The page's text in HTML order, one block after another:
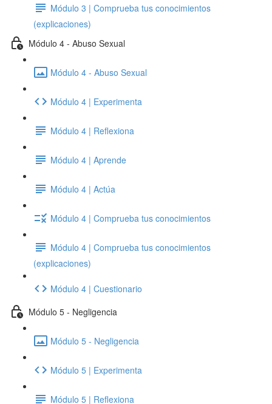
Módulo 3 | Comprueba tus conocimientos
(explicaciones)
Módulo 4 - Abuso Sexual
Módulo 4 - Abuso Sexual
Módulo 4 | Experimenta
Módulo 4 | Reflexiona
Módulo 4 | Aprende
Módulo 4 | Actúa
Módulo 4 | Comprueba tus conocimientos
Módulo 4 | Comprueba tus conocimientos
(explicaciones)
Módulo 4 | Cuestionario
Módulo 5 - Negligencia
Módulo 5 - Negligencia
Módulo 5 | Experimenta
Módulo 5 | Reflexiona